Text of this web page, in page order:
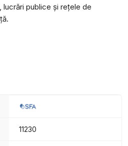
publice și rețele de
11230